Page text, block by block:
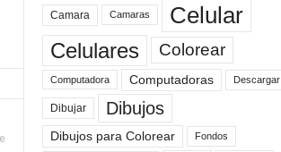
Camara Camaras Celular
Celulares Colorear
Computadora Computadoras Descargar
Dibujar Dibujos
Dibujos para Colorear Fondos